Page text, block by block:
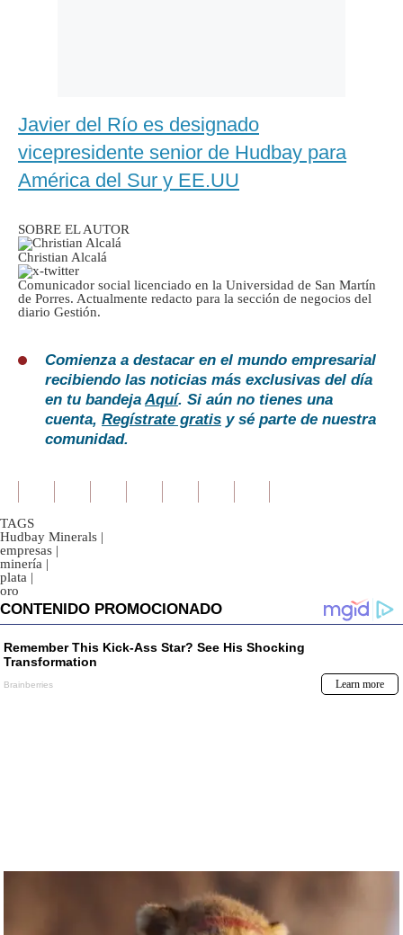
Javier del Río es designado
vicepresidente senior de Hudbay para
América del Sur y EE.UU
SOBRE EL AUTOR
Christian Alcalá
Comunicador social licenciado en la Universidad de San Martín
de Porres. Actualmente redacto para la sección de negocios del
diario Gestión.
Comienza a destacar en el mundo empresarial
recibiendo las noticias más exclusivas del día
en tu bandejaAquí. Si aún no tienes una
cuenta, Regístrate gratis y sé parte de nuestra
comunidad.
TAGS
Hudbay Minerals |
empresas |
minería |
plata |
oro